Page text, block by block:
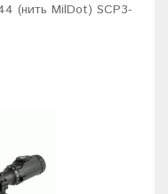
(нить MilDot) SCP3-